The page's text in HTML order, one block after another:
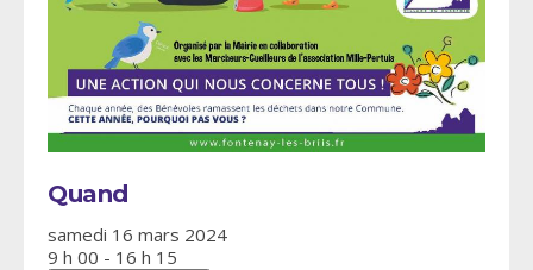
Quand
samedi 16 mars 2024
9 h 00 - 16 h 15